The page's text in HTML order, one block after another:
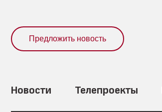
Предложить новость
Новости Телепроекты